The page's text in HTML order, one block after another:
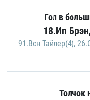
Гол в
18.Ип
91.Вон Тайлер(4),
Толчок